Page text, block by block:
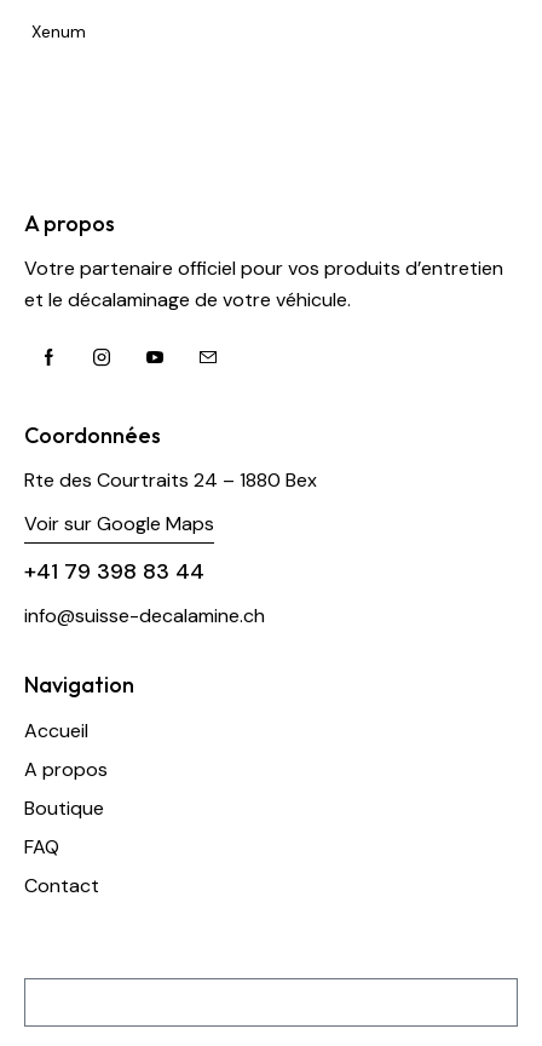
Xenum
A propos
Votre partenaire officiel pour vos produits d’entretien
et le décalaminage de votre véhicule.
Coordonnées
Rte des Courtraits 24 – 1880 Bex
Voir sur Google Maps
+41 79 398 83 44
info@suisse-decalamine.ch
Navigation
Accueil
A propos
Boutique
FAQ
Contact